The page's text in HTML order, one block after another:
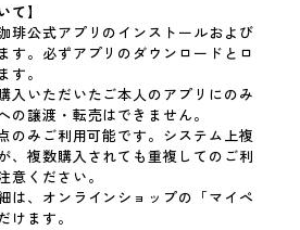
て】
琲公式アプリのインストールおよび
す。必ずアプリのダウンロードとロ
す。
入いただいたご本人のアプリにのみ
の譲渡・転売はできません。
のみご利用可能です。システム上複
、複数購入されても重複してのご利
意ください。
は、オンラインショップの「マイペ
けます。